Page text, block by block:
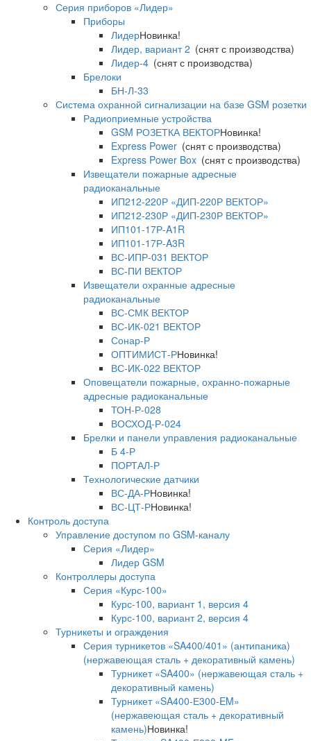
Серия приборов «Лидер»
Приборы
ЛидерНовинка!
Лидер, вариант 2 (снят с производства)
Лидер-4 (снят с производства)
Брелоки
БН-Л-33
Система охранной сигнализации на базе GSM розетки
Радиоприемные устройства
GSM РОЗЕТКА ВЕКТОРНовинка!
Express Power (снят с производства)
Express Power Box (снят с производства)
Извещатели пожарные адресные
радиоканальные
ИП212-220Р «ДИП-220Р ВЕКТОР»
ИП212-230Р «ДИП-230Р ВЕКТОР»
ИП101-17Р-A1R
ИП101-17Р-A3R
ВС-ИПР-031 ВЕКТОР
ВС-ПИ ВЕКТОР
Извещатели охранные адресные
радиоканальные
ВС-СМК ВЕКТОР
ВС-ИК-021 ВЕКТОР
Сонар-Р
ОПТИМИСТ-РНовинка!
ВС-ИК-022 ВЕКТОР
Оповещатели пожарные, охранно-пожарные
адресные радиоканальные
ТОН-Р-028
ВОСХОД-Р-024
Брелки и панели управления радиоканальные
Б 4-Р
ПОРТАЛ-Р
Технологические датчики
ВС-ДА-РНовинка!
ВС-ЦТ-РНовинка!
Контроль доступа
Управление доступом по GSM-каналу
Серия «Лидер»
Лидер GSM
Контроллеры доступа
Серия «Курс-100»
Курс-100, вариант 1, версия 4
Курс-100, вариант 2, версия 4
Турникеты и ограждения
Серия турникетов «SA400/401» (антипаника)
(нержавеющая сталь + декоративный камень)
Турникет «SA400» (нержавеющая сталь +
декоративный камень)
Турникет «SA400-Е300-EM»
(нержавеющая сталь + декоративный
камень)Новинка!